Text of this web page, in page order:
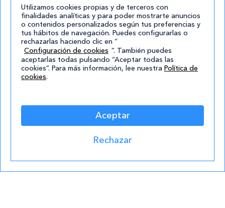
Consentimiento
Estoy de
acuerdo
privacidad.*
lo
No enviamos spam, solo nuevas
publicaciones. ¡Prometido!
Utilizamos cookies propias y de terceros con
finalidades analíticas y para poder mostrarte anuncios
o contenidos personalizados según tus preferencias y
tus hábitos de navegación. Puedes configurarlas o
rechazarlas haciendo clic en “
Configuración de cookies ”. También puedes
aceptarlas todas pulsando “Aceptar todas las
cookies”. Para más información, lee nuestra Política de
cookies.
Aceptar
Rechazar